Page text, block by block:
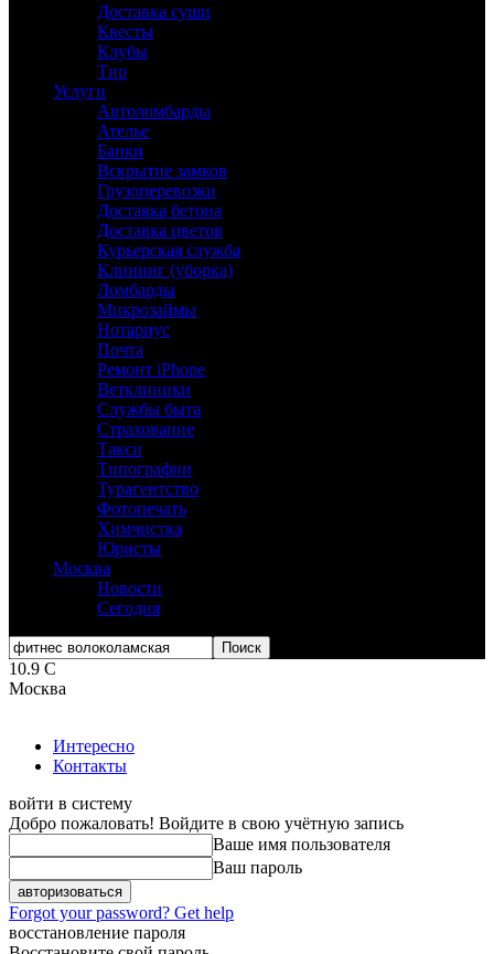
Доставка суши
Квесты
Клубы
Тир
Услуги
Автоломбарды
Ателье
Банки
Вскрытие замков
Грузоперевозки
Доставка бетона
Доставка цветов
Курьерская служба
Клининг (уборка)
Ломбарды
Микрозаймы
Нотариус
Почта
Ремонт iPhone
Ветклиники
Службы быта
Страхование
Такси
Типографии
Турагентство
Фотопечать
Химчистка
Юристы
Москва
Новости
Сегодня
10.9 C
Москва
Интересно
Контакты
войти в систему
Добро пожаловать! Войдите в свою учётную запись
Ваше имя пользователя
Ваш пароль
Forgot your password? Get help
восстановление пароля